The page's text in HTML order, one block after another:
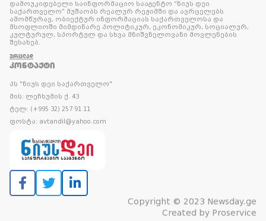
დამოუკიდებელი საინფორმაციო სააგენტო “ნიუს დეი
საქართველო” მუშაობს რეალურ რეჟიმში და ავრცელებს
ამომწურავ, ობიექტურ ინფორმაციას საქართველოსა და
მსოფლიოში მიმდინარე პოლიტიკურ, ეკონომიკურ, სოციალურ,
კულტურულ, სპორტულ და სხვა მნიშვნელოვანი მოვლენების
შესახებ.
ᲕᲠᲪᲚᲐᲓ
ᲙᲝᲜᲢᲐᲥᲢᲘ
პს "ნიუს დეი საქართველო"
მის: ლეჩხუმის ქ. 43
ტელ: (+995 32) 257 91 11
ფოსტა: avtandil@yahoo.com
Copyright © 2023 Newsday.ge
Created by Proservice